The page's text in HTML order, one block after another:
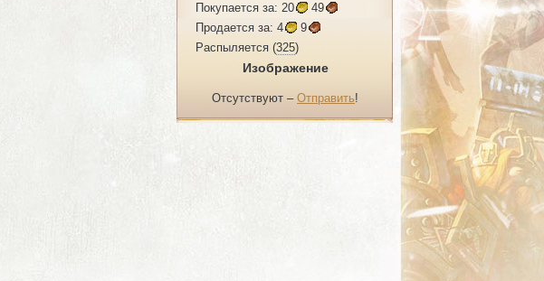
Покупается за: 20
49
Продается за: 4
9
Распыляется (325)
Изображение
Отсутствуют – Отправить!